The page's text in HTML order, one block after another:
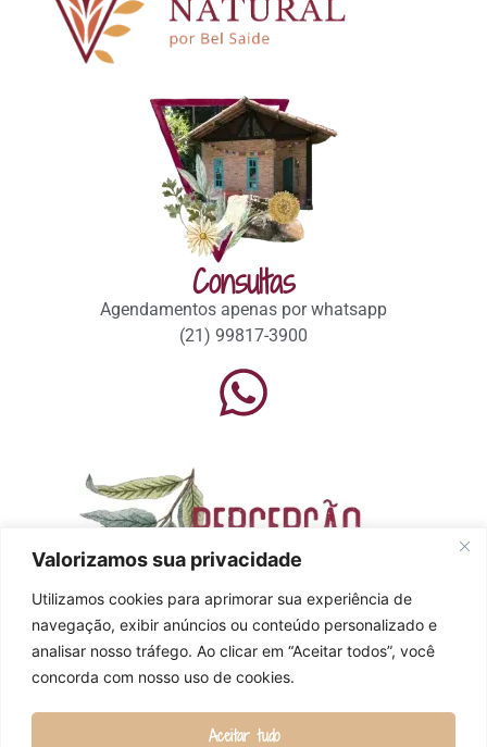
Valorizamos sua privacidade
Utilizamos cookies para aprimorar sua experiência de
navegação, exibir anúncios ou conteúdo personalizado e
analisar nosso tráfego. Ao clicar em “Aceitar todos”, você
concorda com nosso uso de cookies.
Aceitar tudo
Consultas
Agendamentos apenas por whatsapp
(21) 99817-3900
Inscreva-se para receber um ciclo de videos para aprender
a observar e interpretar o seu ciclo menstrual de maneira